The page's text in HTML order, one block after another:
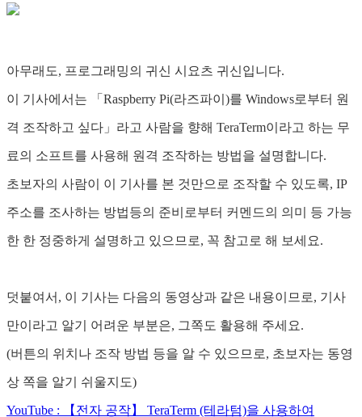
아무래도, 프로그래밍의 귀신 시요츠 귀신입니다.
이 기사에서는 「Raspberry Pi(라즈파이)를 Windows로부터 원
격 조작하고 싶다」라고 사람을 향해 TeraTerm이라고 하는 무
료의 소프트를 사용해 원격 조작하는 방법을 설명합니다.
초보자의 사람이 이 기사를 본 것만으로 조작할 수 있도록, IP
주소를 조사하는 방법등의 준비로부터 커멘드의 의미 등 가능
한 한 정중하게 설명하고 있으므로, 꼭 참고로 해 보세요.
덧붙여서, 이 기사는 다음의 동영상과 같은 내용이므로, 기사
만이라고 알기 어려운 부분은, 그쪽도 활용해 주세요.
(버튼의 위치나 조작 방법 등을 알 수 있으므로, 초보자는 동영
상 쪽을 알기 쉬울지도)
YouTube : 【전자 공작】 TeraTerm (테라텀)을 사용하여